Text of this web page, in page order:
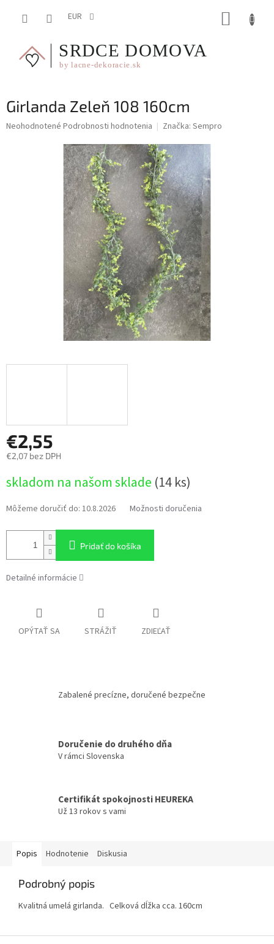
EUR
Girlanda Zeleň 108 160cm
Priemerné
Neohodnotené Podrobnosti hodnotenia Značka: Sempro
€2,55
€2,07 bez DPH
cena:
skladom na našom sklade (14 ks)
Môžeme doručiť do: 10.8.2026 Možnosti doručenia
Pridať do košíka
Detailné informácie
OPÝTAŤ SA STRÁŽIŤ ZDIEĽAŤ
Zabalené precízne, doručené bezpečne
Doručenie do druhého dňa
V rámci Slovenska
Certifikát spokojnosti HEUREKA
Už 13 rokov s vami
Popis Hodnotenie Diskusia
Podrobný popis
Kvalitná umelá girlanda. Celková dĺžka cca. 160cm